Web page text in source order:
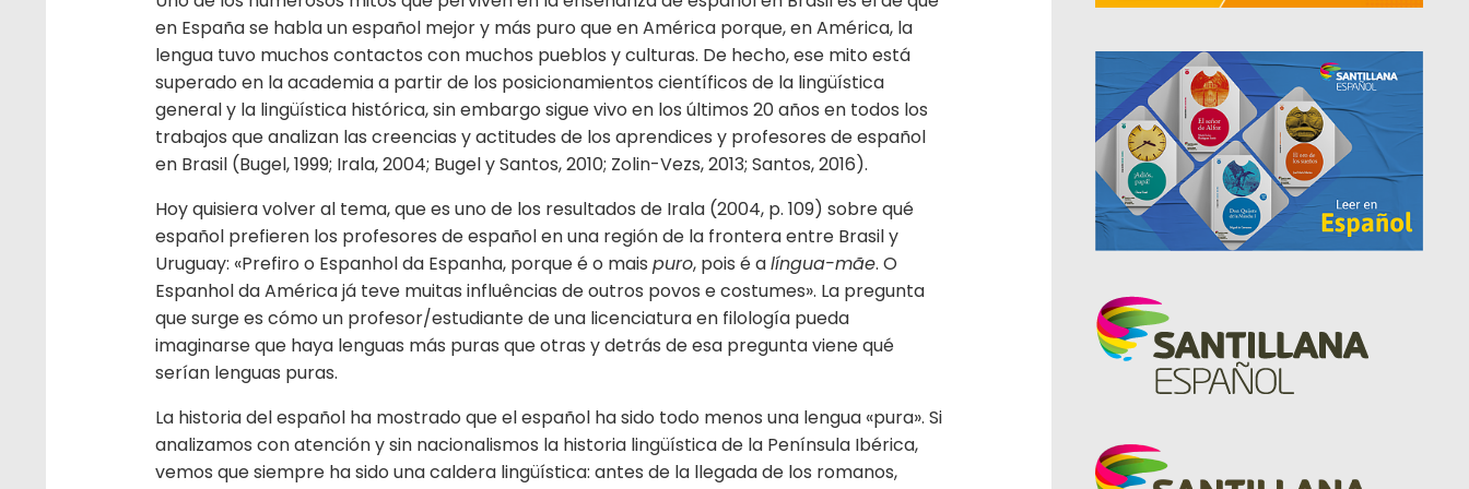
en España se habla un español mejor y más puro que en América porque, en América, la
lengua tuvo muchos contactos con muchos pueblos y culturas. De hecho, ese mito está
superado en la academia a partir de los posicionamientos científicos de la lingüística
general y la lingüística histórica, sin embargo sigue vivo en los últimos 20 años en todos los
trabajos que analizan las creencias y actitudes de los aprendices y profesores de español
en Brasil (Bugel, 1999; Irala, 2004; Bugel y Santos, 2010; Zolin-Vezs, 2013; Santos, 2016).
Hoy quisiera volver al tema, que es uno de los resultados de Irala (2004, p. 109) sobre qué
español prefieren los profesores de español en una región de la frontera entre Brasil y
Uruguay: «Prefiro o Espanhol da Espanha, porque é o mais puro, pois é alíngua-mãe. O
Espanhol da América já teve muitas influências de outros povos e costumes». La pregunta
que surge es cómo un profesor/estudiante de una licenciatura en filología pueda
imaginarse que haya lenguas más puras que otras y detrás de esa pregunta viene qué
serían lenguas puras.
La historia del español ha mostrado que el español ha sido todo menos una lengua «pura». Si
analizamos con atención y sin nacionalismos la historia lingüística de la Península Ibérica,
vemos que siempre ha sido una caldera lingüística: antes de la llegada de los romanos,